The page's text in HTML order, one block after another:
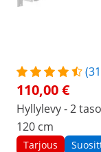
110,00 €
Hyllylevy - 2
120 cm
Tarjous